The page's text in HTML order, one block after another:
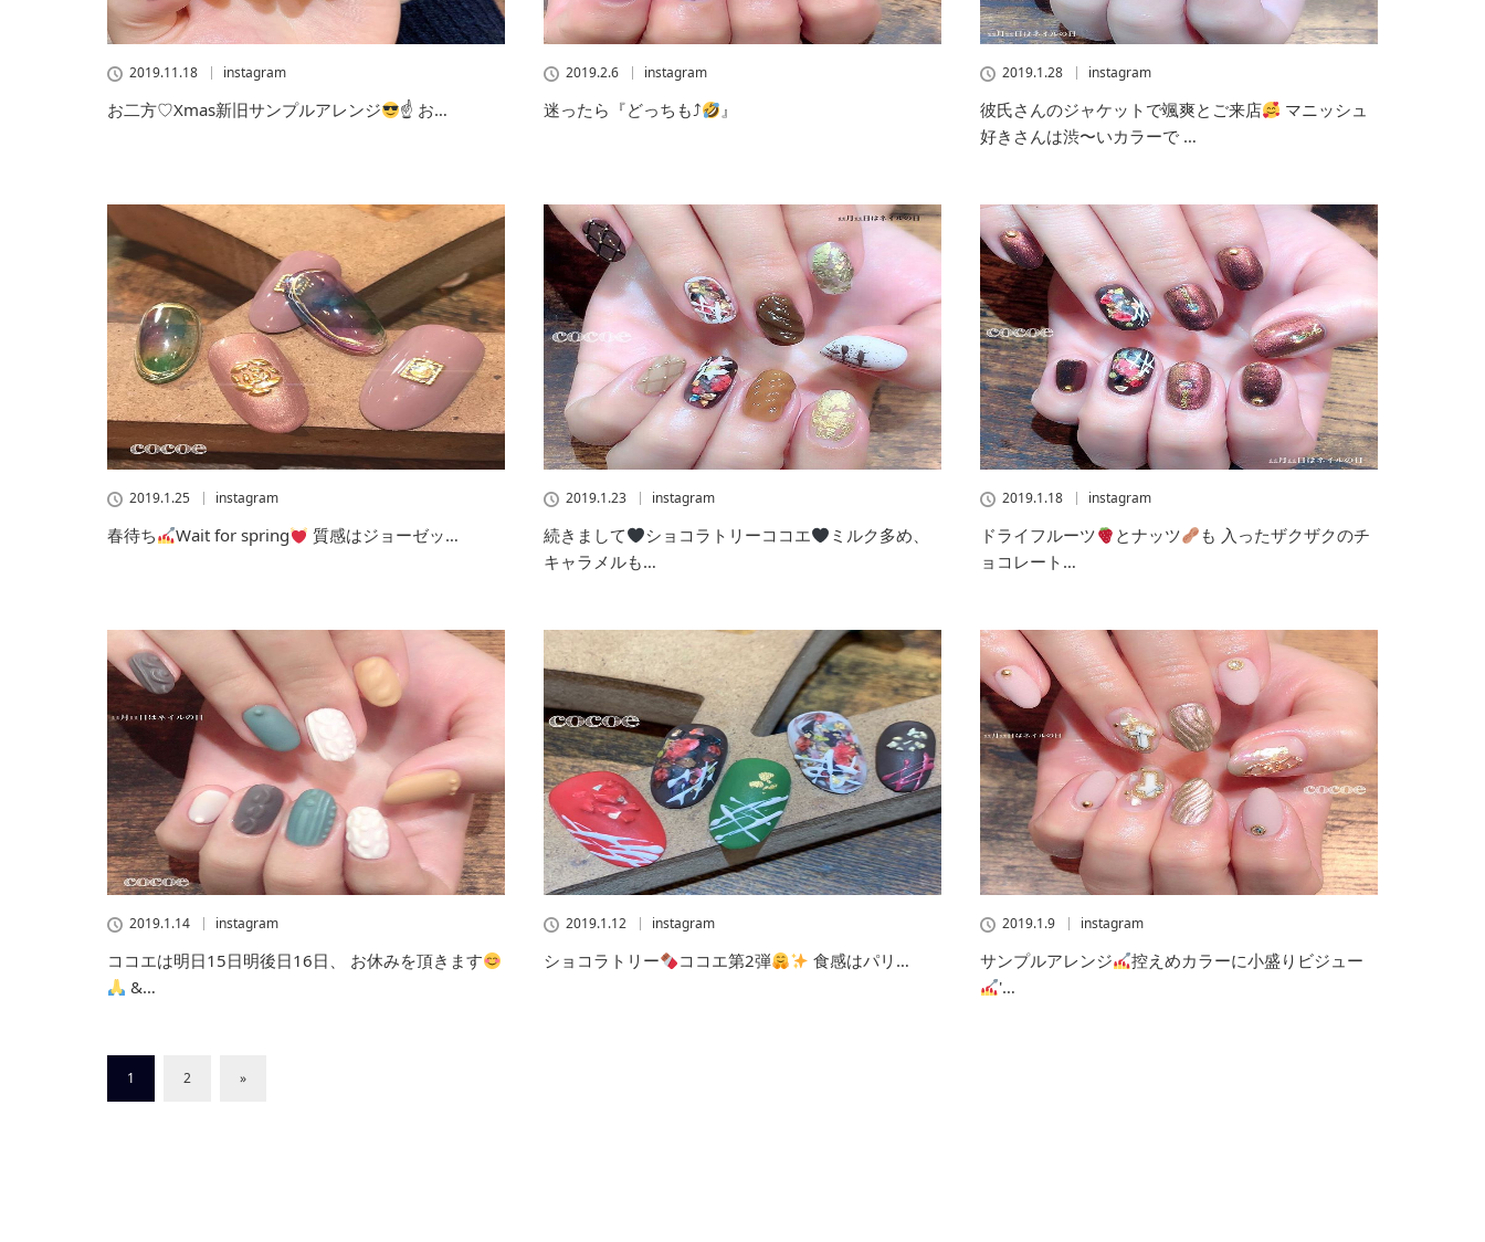
2019.11.18 instagram
お二方♡Xmas新旧サンプルアレンジ ☝ お…
2019.2.6 instagram
迷ったら『どっちも⤴︎︎ 』
2019.1.28 instagram
彼氏さんのジャケットで颯爽とご来店
マニッシュ
好きさんは渋〜いカラーで …
2019.1.25 instagram
春待ち Wait for spring 質感はジョーゼッ…
2019.1.23 instagram
続きまして ショコラトリーココエ
ミルク多め、
キャラメルも…
2019.1.18 instagram
ドライフルーツ とナッツ
も 入ったザクザクのチ
ョコレート…
2019.1.14 instagram
ココエは明日15日明後日16日、 お休みを頂きます
&…
2019.1.12 instagram
ショコラトリー ココエ第2弾 食感はパリ…
2019.1.9 instagram
サンプルアレンジ
控えめカラーに小盛りビジュー
'…
1 2 »